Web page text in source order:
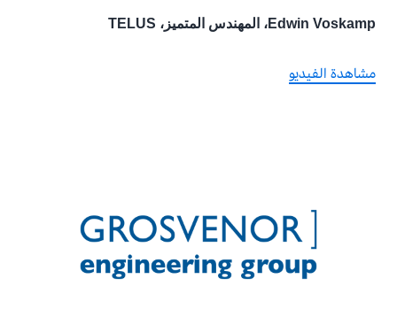
Edwin Voskamp، المهندس المتميز، TELUS
مشاهدة الفيديو